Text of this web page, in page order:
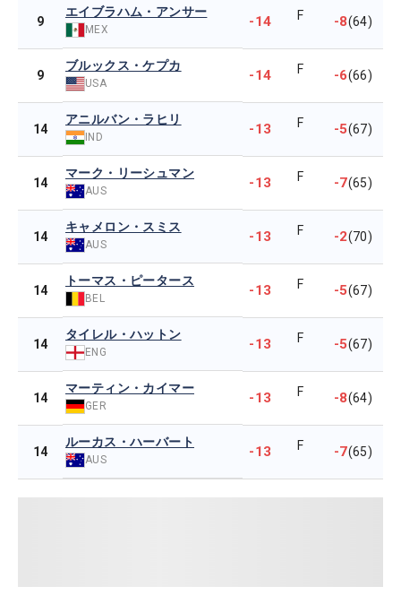
9
エイブラハム・アンサー
MEX -14 F -8(64)
9
ブルックス・ケプカ
USA -14 F -6(66)
14
アニルバン・ラヒリ
IND -13 F -5(67)
14
マーク・リーシュマン
AUS -13 F -7(65)
14
キャメロン・スミス
AUS -13 F -2(70)
14
トーマス・ピータース
BEL -13 F -5(67)
14
タイレル・ハットン
ENG -13 F -5(67)
14
マーティン・カイマー
GER -13 F -8(64)
14
ルーカス・ハーバート
AUS -13 F -7(65)